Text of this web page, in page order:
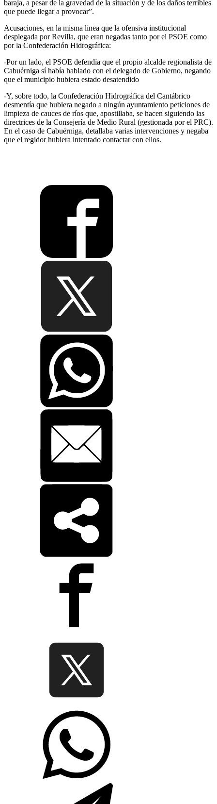
baraja, a pesar de la gravedad de la situación y de los daños terribles
que puede llegar a provocar”.
Acusaciones, en la misma línea que la ofensiva institucional
desplegada por Revilla, que eran negadas tanto por el PSOE como
por la Confederación Hidrográfica:
-Por un lado, el PSOE defendía que el propio alcalde regionalista de
Cabuérniga sí había hablado con el delegado de Gobierno, negando
que el municipio hubiera estado desatendido
-Y, sobre todo, la Confederación Hidrográfica del Cantábrico
desmentía que hubiera negado a ningún ayuntamiento peticiones de
limpieza de cauces de ríos que, apostillaba, se hacen siguiendo las
directrices de la Consejería de Medio Rural (gestionada por el PRC).
En el caso de Cabuérniga, detallaba varias intervenciones y negaba
que el regidor hubiera intentado contactar con ellos.